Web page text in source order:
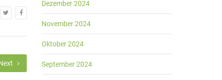
Dezember 2024
November 2024
Oktober 2024
September 2024